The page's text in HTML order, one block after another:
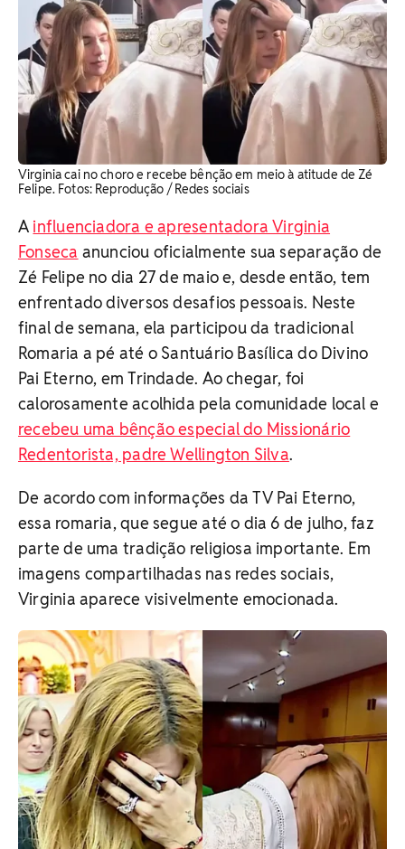
Virginia cai no choro e recebe bênção em meio à atitude de Zé
Felipe. ​Fotos: Reprodução / Redes sociais
A influenciadora e apresentadora Virginia
Fonseca anunciou oficialmente sua separação de
Zé Felipe no dia 27 de maio e, desde então, tem
enfrentado diversos desafios pessoais. Neste
final de semana, ela participou da tradicional
Romaria a pé até o Santuário Basílica do Divino
Pai Eterno, em Trindade. Ao chegar, foi
calorosamente acolhida pela comunidade local e
recebeu uma bênção especial do Missionário
Redentorista, padre Wellington Silva.
De acordo com informações da TV Pai Eterno,
essa romaria, que segue até o dia 6 de julho, faz
parte de uma tradição religiosa importante. Em
imagens compartilhadas nas redes sociais,
Virginia aparece visivelmente emocionada.